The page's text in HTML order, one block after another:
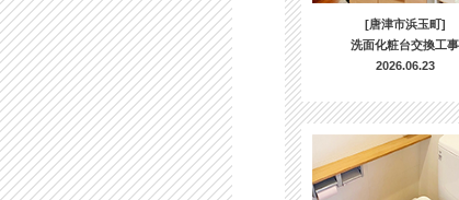
[唐津市浜玉町]
洗面化粧台交換工事
2026.06.23